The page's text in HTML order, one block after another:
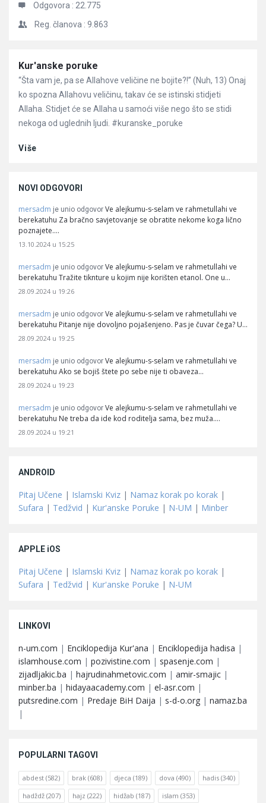
Odgovora : 22.775
Reg. članova : 9.863
Članci
Kur'anske poruke
“Šta vam je, pa se Allahove veličine ne bojite?!” (Nuh, 13) Onaj
ko spozna Allahovu veličinu, takav će se istinski stidjeti
Allaha. Stidjet će se Allaha u samoći više nego što se stidi
nekoga od uglednih ljudi. #kuranske_poruke
Više
NOVI ODGOVORI
mersadm je unio odgovor Ve alejkumu-s-selam ve rahmetullahi ve
berekatuhu Za bračno savjetovanje se obratite nekome koga lično
poznajete.…
13.10.2024 u 15:25
mersadm je unio odgovor Ve alejkumu-s-selam ve rahmetullahi ve
berekatuhu Tražite tiknture u kojim nije korišten etanol. One u…
28.09.2024 u 19:26
mersadm je unio odgovor Ve alejkumu-s-selam ve rahmetullahi ve
berekatuhu Pitanje nije dovoljno pojašenjeno. Pas je čuvar čega? U…
28.09.2024 u 19:25
mersadm je unio odgovor Ve alejkumu-s-selam ve rahmetullahi ve
berekatuhu Ako se bojiš štete po sebe nije ti obaveza…
28.09.2024 u 19:23
mersadm je unio odgovor Ve alejkumu-s-selam ve rahmetullahi ve
berekatuhu Ne treba da ide kod roditelja sama, bez muža.…
28.09.2024 u 19:21
ANDROID
Pitaj Učene | Islamski Kviz | Namaz korak po korak |
Sufara | Tedžvid | Kur'anske Poruke | N-UM | Minber
APPLE iOS
Pitaj Učene | Islamski Kviz | Namaz korak po korak |
Sufara | Tedžvid | Kur'anske Poruke | N-UM
LINKOVI
n-um.com | Enciklopedija Kur'ana | Enciklopedija hadisa |
islamhouse.com | pozivistine.com | spasenje.com |
zijadljakic.ba | hajrudinahmetovic.com | amir-smajic |
minber.ba | hidayaacademy.com | el-asr.com |
putsredine.com | Predaje BiH Daija | s-d-o.org | namaz.ba
|
POPULARNI TAGOVI
abdest (582) brak (608) djeca (189) dova (490) hadis (340)
hadždž (207) hajz (222) hidžab (187) islam (353)